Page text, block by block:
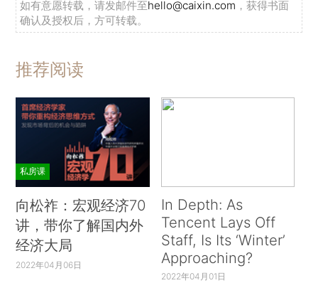
如有意愿转载，请发邮件至hello@caixin.com ，获得书面
确认及授权后，方可转载。
推荐阅读
私房课
向松祚：宏观经济70
讲，带你了解国内外
经济大局
2022年04月06日
In Depth: As
Tencent Lays Off
Staff, Is Its ‘Winter’
Approaching?
2022年04月01日